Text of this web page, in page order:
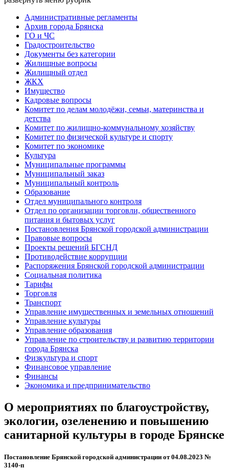
Административные регламенты
Архив города Брянска
ГО и ЧС
Градостроительство
Документы без категории
Жилищные вопросы
Жилищный отдел
ЖКХ
Имущество
Кадровые вопросы
Комитет по делам молодёжи, семьи, материнства и
детства
Комитет по жилищно-коммунальному хозяйству
Комитет по физической культуре и спорту
Комитет по экономике
Культура
Муниципальные программы
Муниципальный заказ
Муниципальный контроль
Образование
Отдел муниципального контроля
Отдел по организации торговли, общественного
питания и бытовых услуг
Постановления Брянской городской администрации
Правовые вопросы
Проекты решений БГСНД
Противодействие коррупции
Распоряжения Брянской городской администрации
Социальная политика
Тарифы
Торговля
Транспорт
Управление имущественных и земельных отношений
Управление культуры
Управление образования
Управление по строительству и развитию территории
города Брянска
Физкультура и спорт
Финансовое управление
Финансы
Экономика и предпринимательство
О мероприятиях по благоустройству,
экологии, озеленению и повышению
санитарной культуры в городе Брянске
Постановление Брянской городской администрации от 04.08.2023 №
3140-п